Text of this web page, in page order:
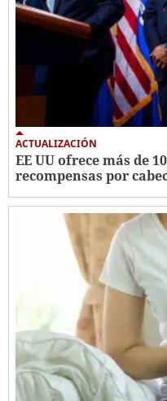
ACTUALIZACIÓN
EE UU ofrece más de
recompensas por